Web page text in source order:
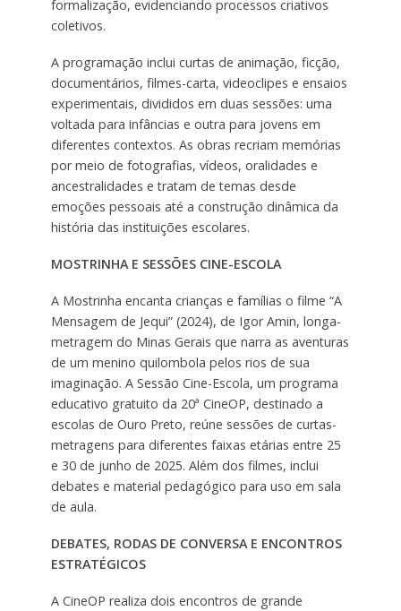
formalização, evidenciando processos criativos
coletivos.
A programação inclui curtas de animação, ficção,
documentários, filmes-carta, videoclipes e ensaios
experimentais, divididos em duas sessões: uma
voltada para infâncias e outra para jovens em
diferentes contextos. As obras recriam memórias
por meio de fotografias, vídeos, oralidades e
ancestralidades e tratam de temas desde
emoções pessoais até a construção dinâmica da
história das instituições escolares.
MOSTRINHA E SESSÕES CINE-ESCOLA
A Mostrinha encanta crianças e famílias o filme “A
Mensagem de Jequi” (2024), de Igor Amin, longa-
metragem do Minas Gerais que narra as aventuras
de um menino quilombola pelos rios de sua
imaginação. A Sessão Cine-Escola, um programa
educativo gratuito da 20ª CineOP, destinado a
escolas de Ouro Preto, reúne sessões de curtas-
metragens para diferentes faixas etárias entre 25
e 30 de junho de 2025. Além dos filmes, inclui
debates e material pedagógico para uso em sala
de aula.
DEBATES, RODAS DE CONVERSA E ENCONTROS
ESTRATÉGICOS
A CineOP realiza dois encontros de grande